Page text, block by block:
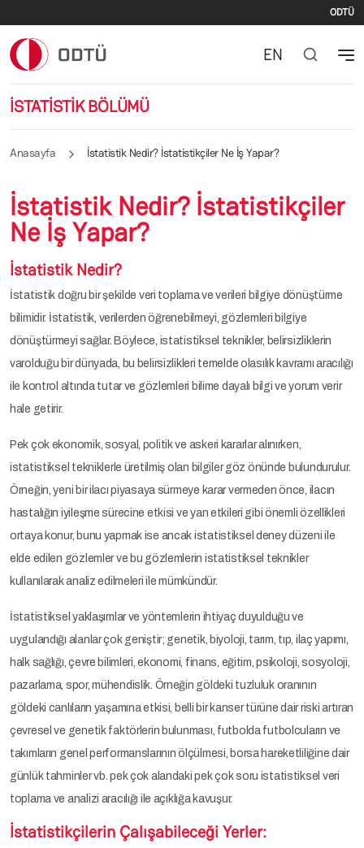
ODTÜ
İSTATİSTİK BÖLÜMÜ
EN
Anasayfa İstatistik Nedir? İstatistikçiler Ne İş Yapar?
İstatistik Nedir? İstatistikçiler
Ne İş Yapar?
İstatistik Nedir?
İstatistik doğru bir şekilde veri toplama ve verileri bilgiye dönüştürme
bilimidir. İstatistik, verilerden öğrenebilmeyi, gözlemleri bilgiye
dönüştürmeyi sağlar. Böylece, istatistiksel teknikler, belirsizliklerin
varolduğu bir dünyada, bu belirsizlikleri temelde olasılık kavramı aracılığı
ile kontrol altında tutar ve gözlemleri bilime dayalı bilgi ve yorum verir
hale getirir.
Pek çok ekonomik, sosyal, politik ve askeri kararlar alınırken,
istatistiksel tekniklerle üretilmiş olan bilgiler göz önünde bulundurulur.
Örneğin, yeni bir ilacı piyasaya sürmeye karar vermeden önce, ilacın
hastalığın iyileşme sürecine etkisi ve yan etkileri gibi önemli özellikleri
ortaya konur, bunu yapmak ise ancak istatistiksel deney düzeni ile
elde edilen gözlemler ve bu gözlemlerin istatistiksel teknikler
kullanılarak analiz edilmeleri ile mümkündür.
İstatistiksel yaklaşımlar ve yöntemlerin ihtiyaç duyulduğu ve
uygulandığı alanlar çok geniştir; genetik, biyoloji, tarım, tıp, ilaç yapımı,
halk sağlığı, çevre bilimleri, ekonomi, finans, eğitim, psikoloji, sosyoloji,
pazarlama, spor, mühendislik. Örneğin göldeki tuzluluk oranının
göldeki canlıların yaşamına etkisi, belli bir kanser türüne dair riski artıran
çevresel ve genetik faktörlerin bulunması, futbolda futbolcuların ve
takımların genel performanslarının ölçülmesi, borsa hareketliliğine dair
günlük tahminler vb. pek çok alandaki pek çok soru istatistiksel veri
toplama ve analizi aracılığı ile açıklığa kavuşur.
İstatistikçilerin Çalışabileceği Yerler: